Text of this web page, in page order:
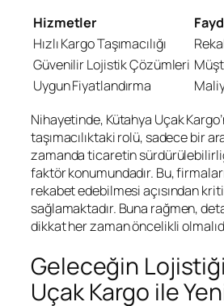
Hizmetler
Hızlı Kargo Taşımacılığı
Güvenilir Lojistik Çözümleri
Uygun Fiyatlandırma
Nihayetinde, Kütahya Uçak
taşımacılıktaki rolü, sadece bir
zamanda ticaretin
faktör konumundadır. Bu,
rekabet edebilmesi açısından
sağlamaktadır. Buna rağmen,
dikkat her zaman öncelikli
Geleceğin
Uçak Kargo ile